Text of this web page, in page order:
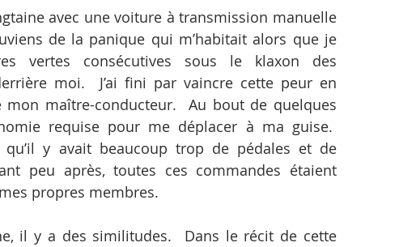
avec une voiture à transmission manuelle
de la panique qui m’habitait alors que je
vertes consécutives sous le klaxon des
moi.  J’ai fini par vaincre cette peur en
maître-conducteur.  Au bout de quelques
requise pour me déplacer à ma guise.
qu’il y avait beaucoup trop de pédales et de
peu après, toutes ces commandes étaient
propres membres.
il y a des similitudes.  Dans le récit de cette